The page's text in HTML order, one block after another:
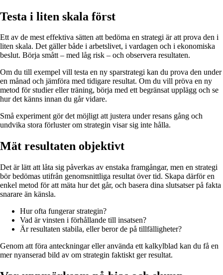
Testa i liten skala först
Ett av de mest effektiva sätten att bedöma en strategi är att prova den i
liten skala. Det gäller både i arbetslivet, i vardagen och i ekonomiska
beslut. Börja smått – med låg risk – och observera resultaten.
Om du till exempel vill testa en ny sparstrategi kan du prova den under
en månad och jämföra med tidigare resultat. Om du vill pröva en ny
metod för studier eller träning, börja med ett begränsat upplägg och se
hur det känns innan du går vidare.
Små experiment gör det möjligt att justera under resans gång och
undvika stora förluster om strategin visar sig inte hålla.
Mät resultaten objektivt
Det är lätt att låta sig påverkas av enstaka framgångar, men en strategi
bör bedömas utifrån genomsnittliga resultat över tid. Skapa därför en
enkel metod för att mäta hur det går, och basera dina slutsatser på fakta
snarare än känsla.
Hur ofta fungerar strategin?
Vad är vinsten i förhållande till insatsen?
Är resultaten stabila, eller beror de på tillfälligheter?
Genom att föra anteckningar eller använda ett kalkylblad kan du få en
mer nyanserad bild av om strategin faktiskt ger resultat.